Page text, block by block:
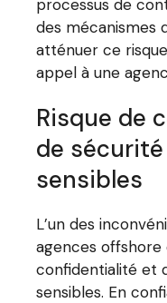
processus de
des mécanismes
atténuer ce
appel à une
Risque de
de
sensibles
L’un des
agences
confidentialité et
sensibles. En